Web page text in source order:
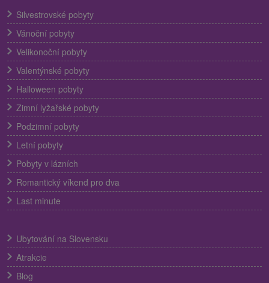
Silvestrovské pobyty
Vánoční pobyty
Velikonoční pobyty
Valentýnské pobyty
Halloween pobyty
Zimní lyžařské pobyty
Podzimní pobyty
Letní pobyty
Pobyty v lázních
Romantický víkend pro dva
Last minute
Ubytování na Slovensku
Atrakcie
Blog